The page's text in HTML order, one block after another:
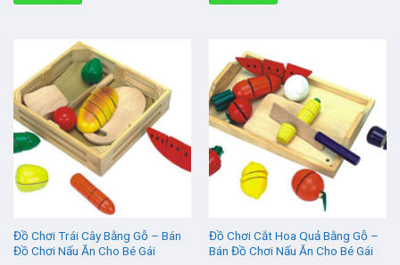
Đồ Chơi Trái Cây Bằng Gỗ – Bán
Đồ Chơi Nấu Ăn Cho Bé Gái
Đồ Chơi Cắt Hoa Quả Bằng Gỗ –
Bán Đồ Chơi Nấu Ăn Cho Bé Gái